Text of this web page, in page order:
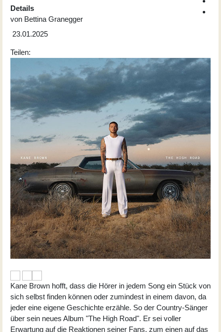
Details
von Bettina Granegger
23.01.2025
Teilen:
Kane Brown hofft, dass die Hörer in jedem Song ein Stück von
sich selbst finden können oder zumindest in einem davon, da
jeder eine eigene Geschichte erzähle. So der Country-Sänger
über sein neues Album "The High Road". Er sei voller
Erwartung auf die Reaktionen seiner Fans, zum einen auf das